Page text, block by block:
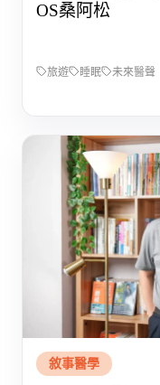
OS桑阿松
旅遊 睡眠 未來醫聲
敘事醫學